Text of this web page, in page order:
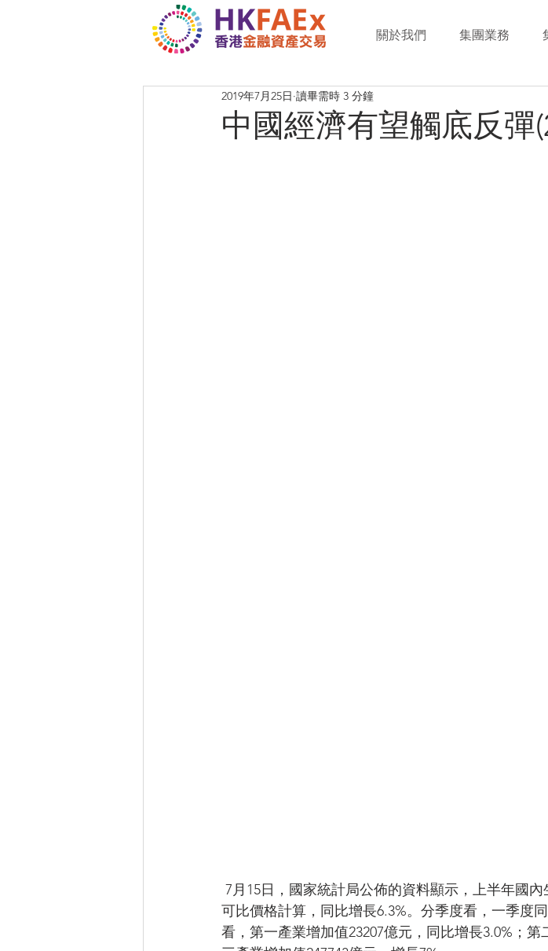
關於我們 集團業務
中國經濟有望觸底反彈
2019年7月25日 讀畢需時 3 分鐘
可比價格計算，同比增長6.3%。分季度看，一季度
看，第一產業增加值23207億元，同比增長3.0%；